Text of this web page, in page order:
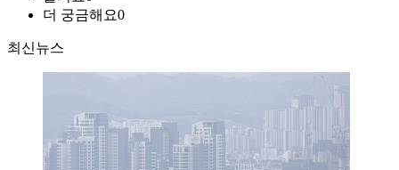
더 궁금해요0
최신뉴스